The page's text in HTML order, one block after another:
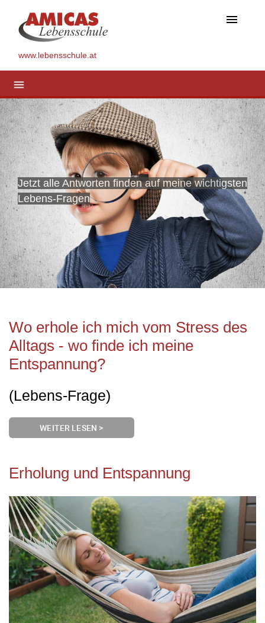
menu
www.lebensschule.at
menu
Jetzt alle Antworten finden auf meine wichtigsten
Lebens-Fragen
Wo erhole ich mich vom Stress des
Alltags - wo finde ich meine
Entspannung?
(Lebens-Frage)
WEITER LESEN >
Erholung und Entspannung